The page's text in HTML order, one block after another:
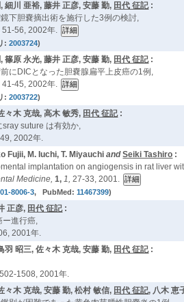
細川 亜裕, 藤井 正彦, 安藤 勤, 田代 征記:
下胆嚢摘出術を施行した3例の検討,
51-56, 2002年.
:2003724)
篠原 永光, 藤井 正彦, 安藤 勤, 田代 征記:
にDICとなった胆嚢腺扁平上皮癌の1例,
41-45, 2002年.
:2003722)
々木 克哉, 高木 敏秀, 田代 征記:
suture は有効か,
2002年.
Fujii, M. Iuchi, T. Miyauchi andSeiki Tashiro :
implantation on angiogensis in rat liver
Medicine,1,1,27-33, 2001.
8006-3, PubMed:11467399)
正彦, 田代 征記:
ー進行癌,
2001年.
羽 昭三, 佐々木 克哉, 安藤 勤, 田代 征記:
1508, 2001年.
々木 克哉, 安藤 勤, 松村 敏信, 田代 征記, 八木 恵